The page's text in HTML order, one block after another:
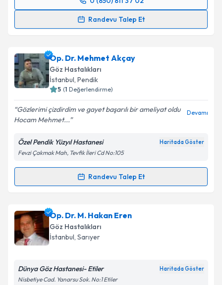
Randevu Talep Et
Randevu Takvimi Talebi
takvim hazırlandığında e-posta ile bilgilendireceğiz.
E-posta Adresiniz
kapsamda işlenmesini kabul ediyorum.
Takvim Talebini Gönder
Op. Dr. Mehmet Akçay
Göz Hastalıkları
İstanbul, Pendik
5 (1 Değerlendirme)
Gözlerimi çizdirdim ve gayet başarılı bir ameliyat oldu
Hocam Mehmet...
Devamı
Özel Pendik Yüzyıl Hastanesi Haritada Göster
Fevzi Çakmak Mah, Tevfik İleri Cd No:105
Randevu Talep Et
Randevu Takvimi Talebi
Op. Dr. Mehmet Akçayiçin randevu takvimi talebi
oluşturun. Size bu uzmandan randevu almanız için bir
takvim hazırlandığında e-posta ile bilgilendireceğiz.
Op. Dr. M. Hakan Eren
Göz Hastalıkları
İstanbul, Sarıyer
Dünya Göz Hastanesi- Etiler Haritada Göster
Nisbetiye Cad. Yanarsu Sok. No:1 Etiler